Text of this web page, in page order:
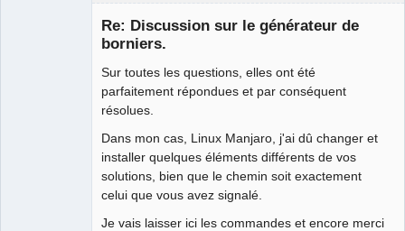
Re: Discussion sur le générateur de
borniers.
Sur toutes les questions, elles ont été
parfaitement répondues et par conséquent
résolues.
Dans mon cas, Linux Manjaro, j'ai dû changer et
installer quelques éléments différents de vos
solutions, bien que le chemin soit exactement
celui que vous avez signalé.
Je vais laisser ici les commandes et encore merci